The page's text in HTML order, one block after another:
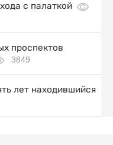
с палаткой
проспектов
3849
лет находившийся